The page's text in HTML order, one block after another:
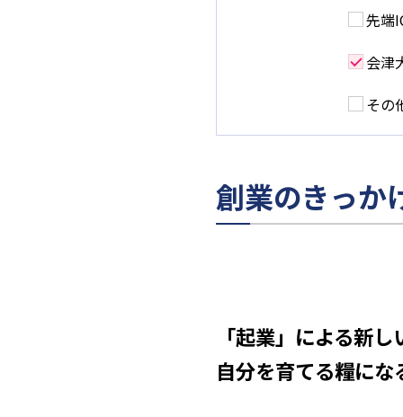
先端
会津
その
創業のきっか
「起業」による新
自分を育てる糧にな